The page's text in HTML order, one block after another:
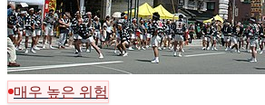
매우 높은 위험